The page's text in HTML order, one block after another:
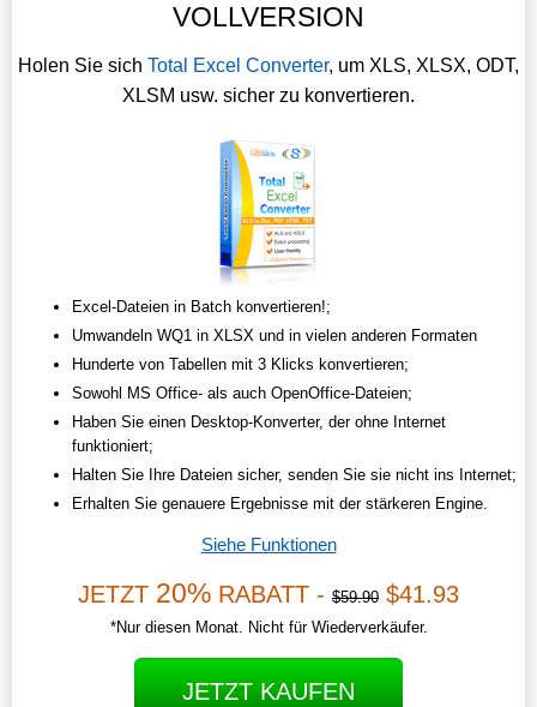
VOLLVERSION
Holen Sie sich Total Excel Converter, um XLS, XLSX, ODT,
XLSM usw. sicher zu konvertieren.
Excel-Dateien in Batch konvertieren!;
Umwandeln WQ1 in XLSX und in vielen anderen Formaten
Hunderte von Tabellen mit 3 Klicks konvertieren;
Sowohl MS Office- als auch OpenOffice-Dateien;
Haben Sie einen Desktop-Konverter, der ohne Internet
funktioniert;
Halten Sie Ihre Dateien sicher, senden Sie sie nicht ins Internet;
Erhalten Sie genauere Ergebnisse mit der stärkeren Engine.
Siehe Funktionen
JETZT 20% RABATT - $59.90 $41.93
*Nur diesen Monat. Nicht für Wiederverkäufer.
JETZT KAUFEN